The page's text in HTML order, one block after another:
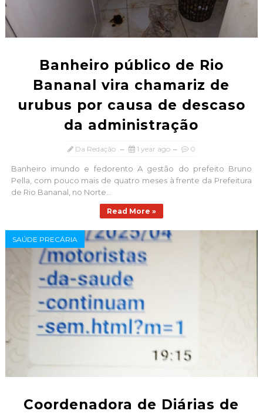
Banheiro público de Rio
Bananal vira chamariz de
urubus por causa de descaso
da administração
Da Redação 1 year ago 0
Banheiro imundo e fedorento A gestão do prefeito Bruno
Pella, com pouco mais de quatro meses à frente da Prefeitura
de Rio Bananal, no Norte...
Read More »
SAÚDE PRECÁRIA
Coordenadora de Diárias de